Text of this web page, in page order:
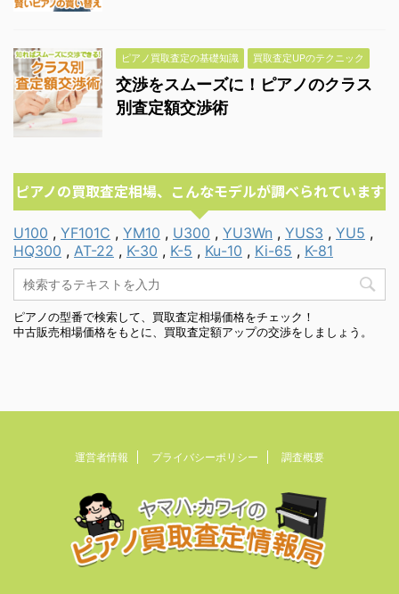
ピアノ買取査定の基礎知識 買取査定UPのテクニック
交渉をスムーズに！ピアノのクラス
別査定額交渉術
ピアノの買取査定相場、こんなモデルが調べられています
U100 , YF101C , YM10 , U300 , YU3Wn , YUS3 , YU5 ,
HQ300 , AT-22 , K-30 , K-5 , Ku-10 , Ki-65 , K-81
ピアノの型番で検索して、買取査定相場価格をチェック！
中古販売相場価格をもとに、買取査定額アップの交渉をしましょう。
運営者情報 プライバシーポリシー 調査概要